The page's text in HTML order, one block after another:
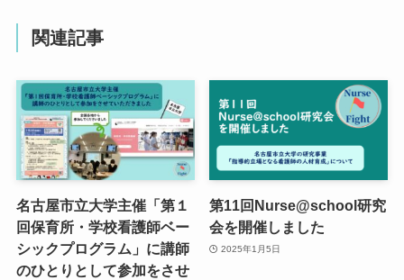
関連記事
名古屋市立大学主催「第１
回保育所・学校看護師ベー
シックプログラム」に講師
のひとりとして参加をさせ
第11回Nurse@school研究
会を開催しました
2025年1月5日